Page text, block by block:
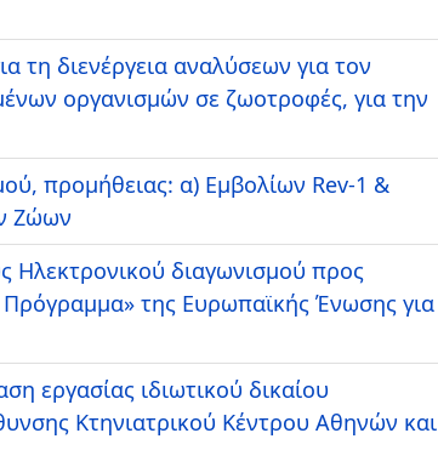
τη διενέργεια αναλύσεων για τον
οργανισμών σε ζωοτροφές, για την
προμήθειας: α) Εμβολίων Rev-1 &
Ζώων
διαγωνισμού προς
της Ευρωπαϊκής Ένωσης για
εργασίας ιδιωτικού δικαίου
Κτηνιατρικού Κέντρου Αθηνών και